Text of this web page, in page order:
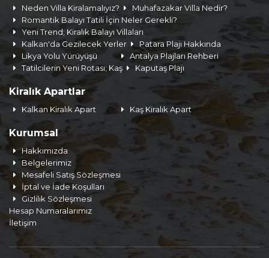
Neden Villa Kiralamalıyız?
Muhafazakar Villa Nedir?
Romantik Balayı Tatili İçin Neler Gerekli?
Yeni Trend; Kiralık Balayı Villaları
Kalkan'da Gezilecek Yerler
Patara Plajı Hakkında
Likya Yolu Yürüyüşü
Antalya Plajları Rehberi
Tatilcilerin Yeni Rotası; Kaş
Kaputaş Plajı
Kiralık Apartlar
Kalkan Kiralık Apart Kaş Kiralık Apart
Kurumsal
Hakkımızda
Belgelerimiz
Mesafeli Satış Sözleşmesi
İptal ve İade Koşulları
Gizlilik Sözleşmesi
Hesap Numaralarımız
İletişim